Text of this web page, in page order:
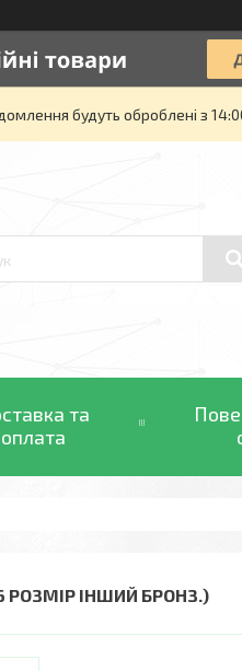
будуть оброблені з
та
оплата
РОЗМІР ІНШИЙ БРОНЗ.)